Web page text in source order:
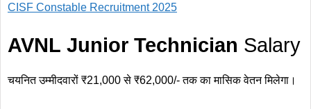
CISF Constable Recruitment 2025
AVNL Junior Technician Salary
चयनित उम्मीदवारों ₹21,000 से ₹62,000/- तक का मासिक वेतन मिलेगा।